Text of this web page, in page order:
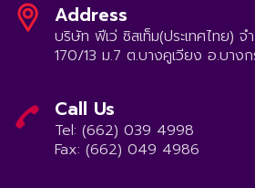
Address
บริษัท ฟีเว่ ซิสเท็ม(ประเทศไทย) จ
170/13 ม.7 ต.บางคูเวียง อ.บาง
Call Us
Tel: (662) 039 4998
Fax: (662) 049 4986